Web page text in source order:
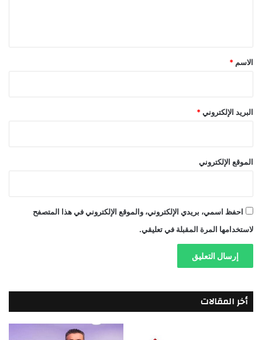
*
الاسم *
البريد الإلكتروني *
الموقع الإلكتروني
احفظ اسمي، بريدي الإلكتروني، والموقع الإلكتروني في هذا المتصفح
لاستخدامها المرة المقبلة في تعليقي.
أخر المقالات